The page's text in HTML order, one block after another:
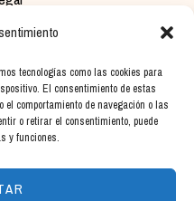
tecnologías como las cookies para
El consentimiento de estas
comportamiento de navegación o las
o retirar el consentimiento, puede
y funciones.
CONTACTO
del Valle, Cáceres